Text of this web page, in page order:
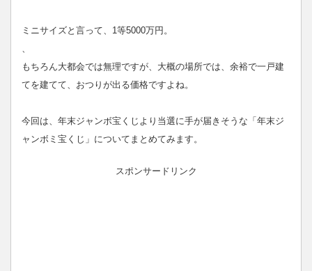
ミニサイズと言って、1等5000万円。
もちろん大都会では無理ですが、大概の場所では、余裕で一戸建
てを建てて、おつりが出る価格ですよね。
今回は、年末ジャンボ宝くじより当選に手が届きそうな「年末ジ
ャンボミ宝くじ」についてまとめてみます。
スポンサードリンク